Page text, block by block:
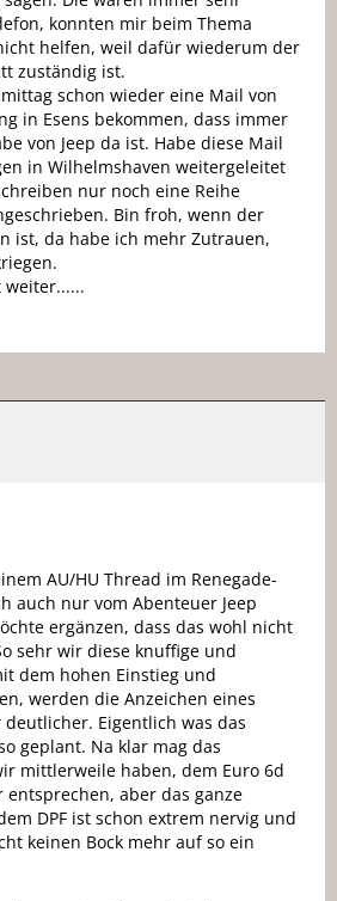
konnten mir beim Thema
helfen, weil dafür wiederum der
zuständig ist.
schon wieder eine Mail von
in Esens bekommen, dass immer
von Jeep da ist. Habe diese Mail
in Wilhelmshaven weitergeleitet
nur noch eine Reihe
Bin froh, wenn der
ist, da habe ich mehr Zutrauen,
weiter......
AU/HU Thread im Renegade-
auch nur vom Abenteuer Jeep
ergänzen, dass das wohl nicht
sehr wir diese knuffige und
dem hohen Einstieg und
werden die Anzeichen eines
Eigentlich was das
geplant. Na klar mag das
mittlerweile haben, dem Euro 6d
entsprechen, aber das ganze
DPF ist schon extrem nervig und
keinen Bock mehr auf so ein